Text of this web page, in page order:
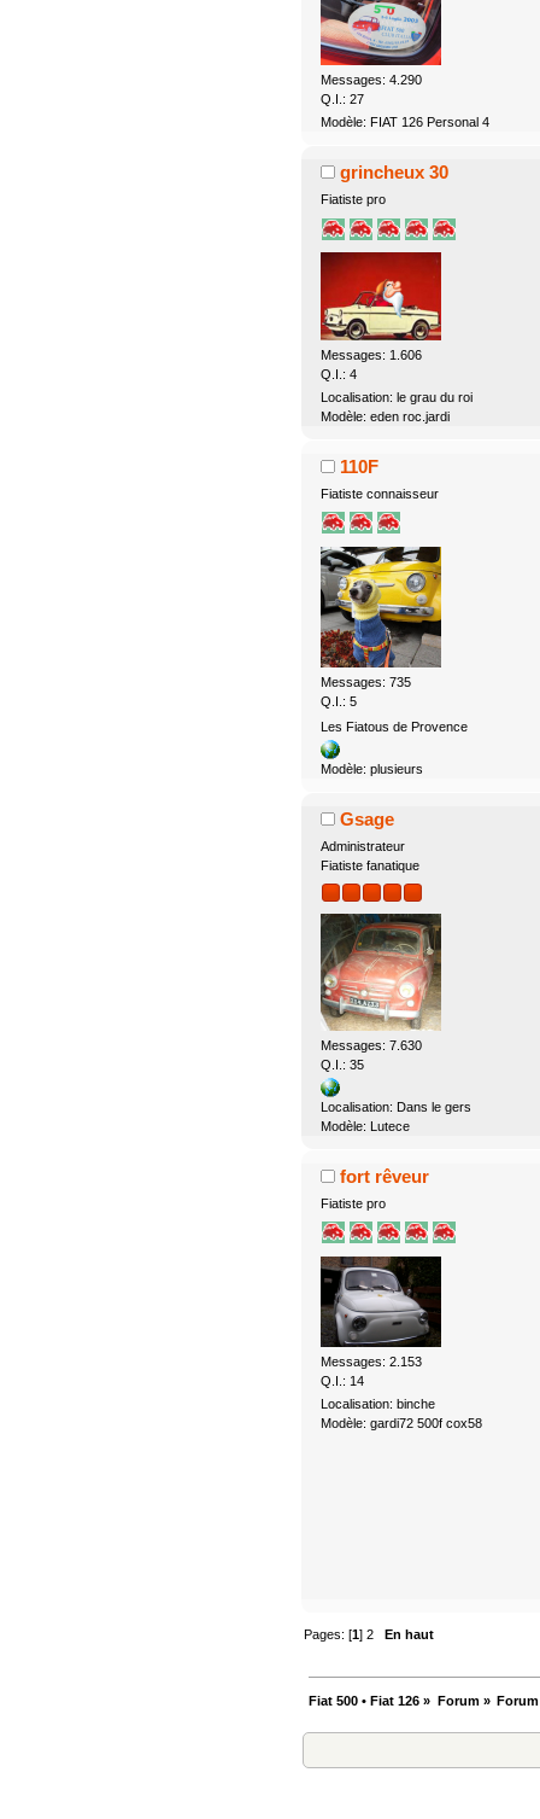
Messages: 4.290
Q.I.: 27
Modèle: FIAT 126 Personal 4
grincheux 30
Fiatiste pro
Messages: 1.606
Q.I.: 4
Localisation: le grau du roi
Modèle: eden roc.jardi
110F
Fiatiste connaisseur
Messages: 735
Q.I.: 5
Les Fiatous de Provence
Modèle: plusieurs
Gsage
Administrateur
Fiatiste fanatique
Messages: 7.630
Q.I.: 35
Localisation: Dans le gers
Modèle: Lutece
fort rêveur
Fiatiste pro
Messages: 2.153
Q.I.: 14
Localisation: binche
Modèle: gardi72 500f cox58
Pages: [1]2 En haut
Fiat 500 • Fiat 126 » Forum»